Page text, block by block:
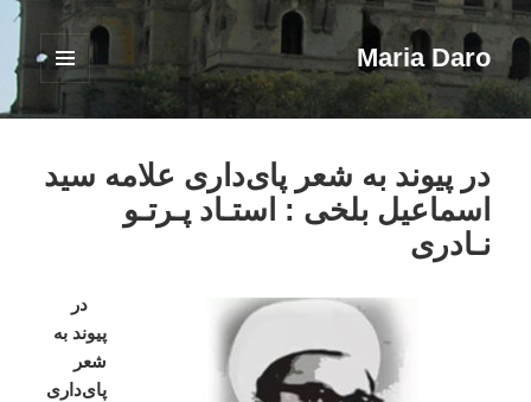
Maria Daro
فهرست
ابزارک‌ها
در پیوند به شعر پای‌داری علامه سید
اسماعیل بلخی : استـاد پـرتـو
نـادری
در
پیوند به
شعر
پایداری